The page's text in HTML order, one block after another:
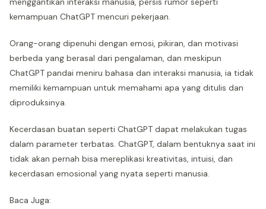
kemampuan ChatGPT mencuri pekerjaan.
Orang-orang dipenuhi dengan emosi, pikiran, dan motivasi
berbeda yang berasal dari pengalaman, dan meskipun
ChatGPT pandai meniru bahasa dan interaksi manusia, ia tidak
memiliki kemampuan untuk memahami apa yang ditulis dan
diproduksinya.
Kecerdasan buatan seperti ChatGPT dapat melakukan tugas
dalam parameter terbatas. ChatGPT, dalam bentuknya saat ini
tidak akan pernah bisa mereplikasi kreativitas, intuisi, dan
kecerdasan emosional yang nyata seperti manusia.
Baca Juga: